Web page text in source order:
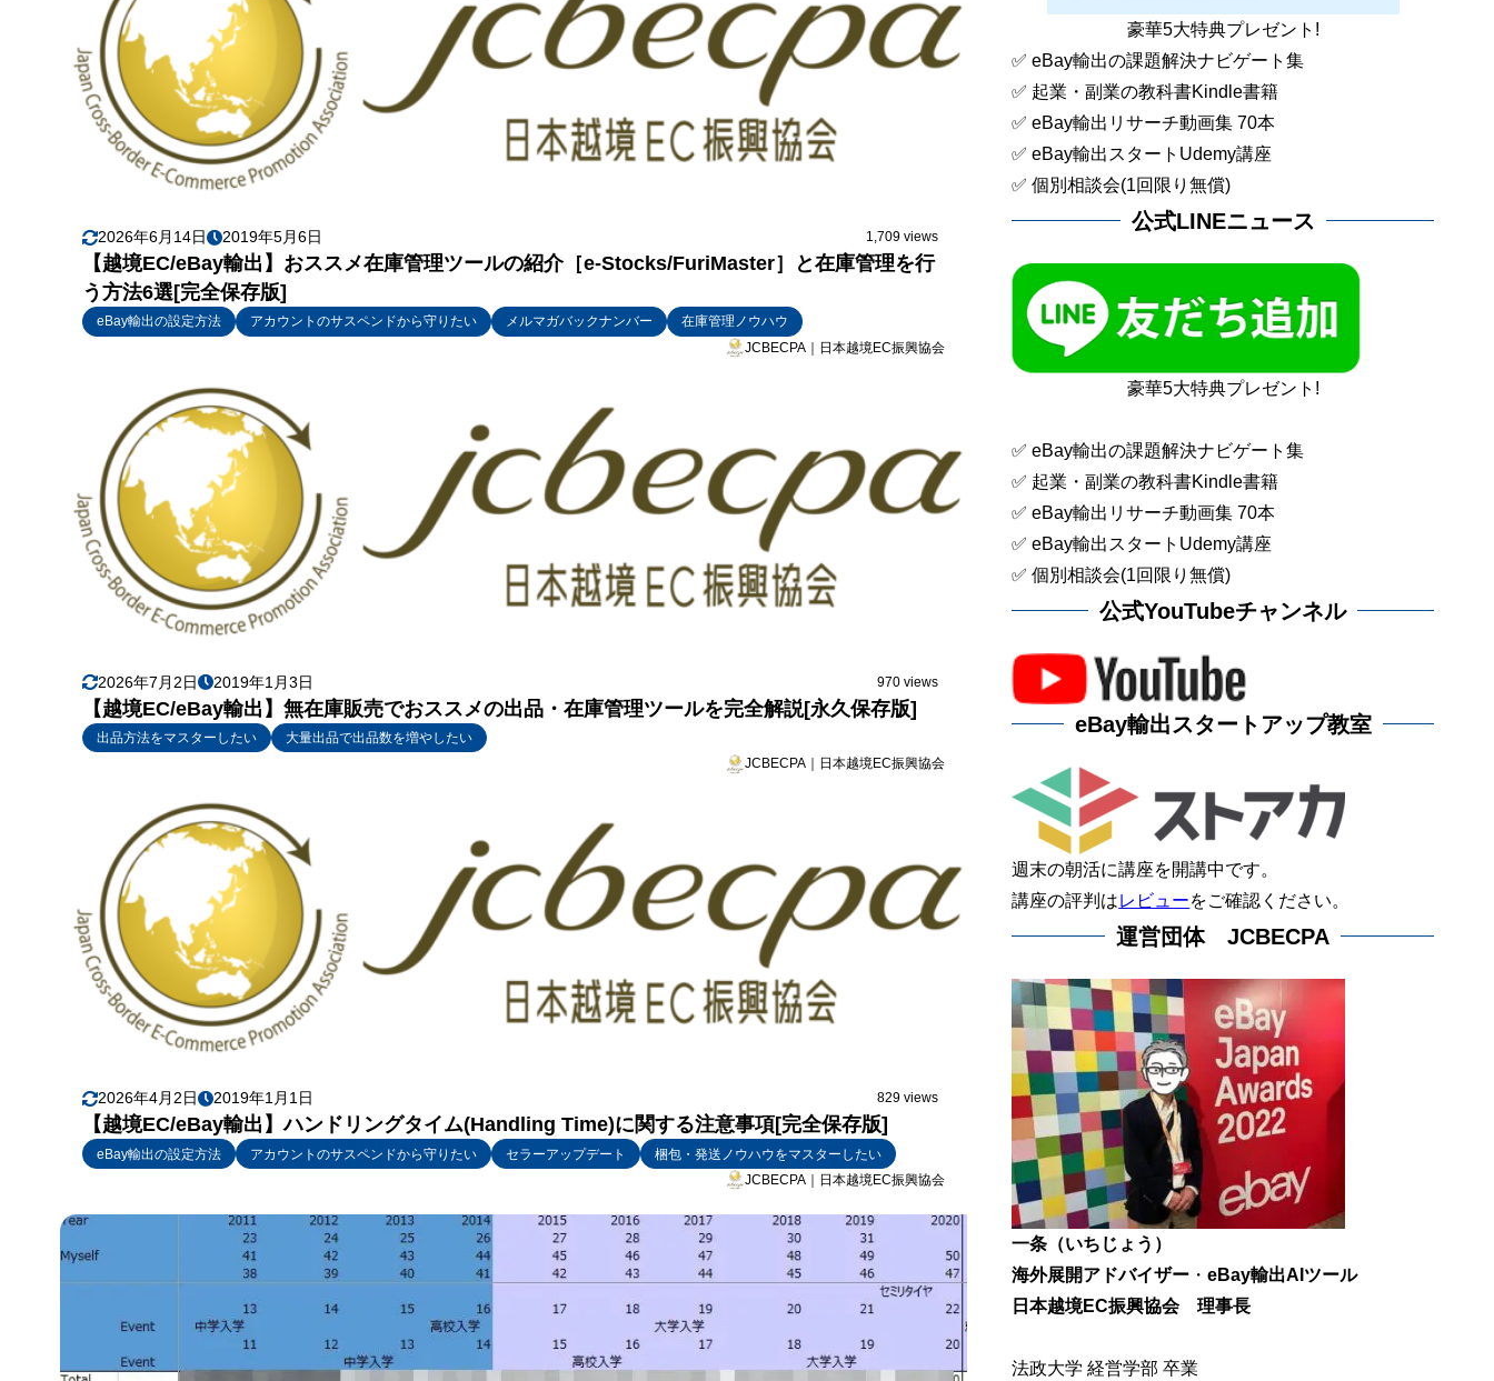
2026年6月14日 2019年5月6日 1,709 views
【越境EC/eBay輸出】おススメ在庫管理ツールの紹介［e-Stocks/FuriMaster］と在庫管理を行
う方法6選[完全保存版]
eBay輸出の設定方法 アカウントのサスペンドから守りたい メルマガバックナンバー
在庫管理ノウハウ
JCBECPA｜日本越境EC振興協会
2026年7月2日 2019年1月3日 970 views
【越境EC/eBay輸出】無在庫販売でおススメの出品・在庫管理ツールを完全解説[永久保存版]
出品方法をマスターしたい
大量出品で出品数を増やしたい
JCBECPA｜日本越境EC振興協会
2026年4月2日 2019年1月1日 829 views
【越境EC/eBay輸出】ハンドリングタイム(Handling Time)に関する注意事項[完全保存版]
eBay輸出の設定方法 アカウントのサスペンドから守りたい セラーアップデート
梱包・発送ノウハウをマスターしたい
JCBECPA｜日本越境EC振興協会
豪華5大特典プレゼント!
✅ eBay輸出の課題解決ナビゲート集
✅ 起業・副業の教科書Kindle書籍
✅ eBay輸出リサーチ動画集 70本
✅ eBay輸出スタートUdemy講座
✅ 個別相談会(1回限り無償)
公式LINEニュース
豪華5大特典プレゼント!
✅ eBay輸出の課題解決ナビゲート集
✅ 起業・副業の教科書Kindle書籍
✅ eBay輸出リサーチ動画集 70本
✅ eBay輸出スタートUdemy講座
✅ 個別相談会(1回限り無償)
公式YouTubeチャンネル
eBay輸出スタートアップ教室
週末の朝活に講座を開講中です。
講座の評判はレビューをご確認ください。
運営団体 JCBECPA
一条（いちじょう）
海外展開アドバイザー ・eBay輸出AIツール
日本越境EC振興協会 理事長
法政大学 経営学部 卒業